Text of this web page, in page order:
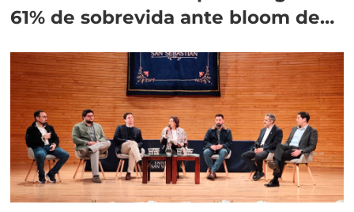
61% de sobrevida ante bloom de